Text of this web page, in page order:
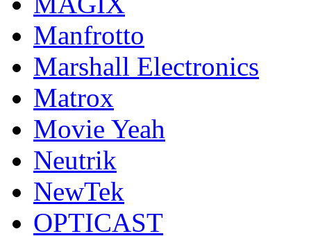
Manfrotto
Marshall Electronics
Matrox
Movie Yeah
Neutrik
NewTek
OPTICAST